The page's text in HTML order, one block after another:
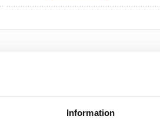
Information
en iPad (2022) reparation på batteriet åt dig.
ut dess iPad (2022) batteri.
är vårt pris för denna reparation bland de bästa.